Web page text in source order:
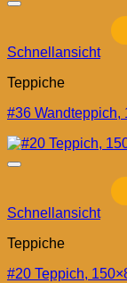
Schnellansicht
Teppiche
#36 Wandteppich,
Schnellansicht
Teppiche
#20 Teppich,